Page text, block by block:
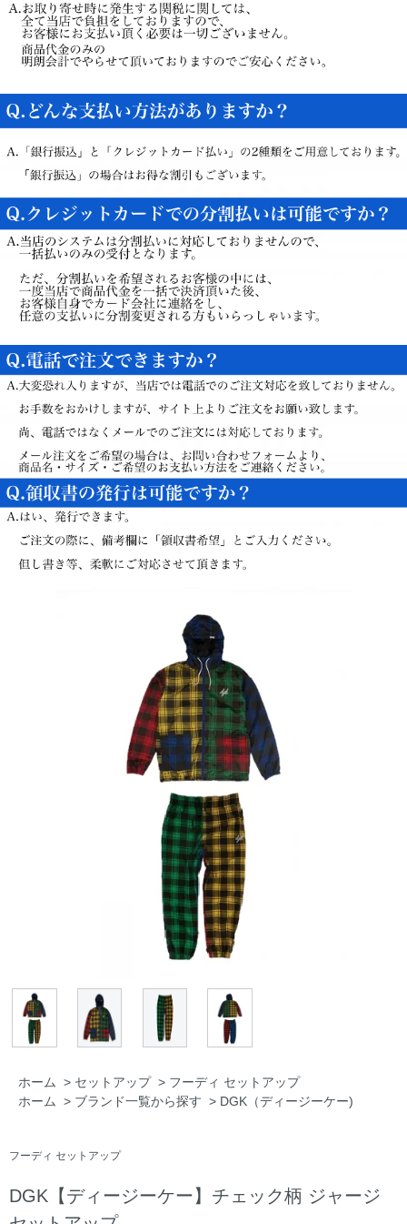
ホーム > セットアップ > フーディ セットアップ
ホーム > ブランド一覧から探す > DGK（ディージーケー)
フーディ セットアップ
DGK【ディージーケー】チェック柄 ジャージ